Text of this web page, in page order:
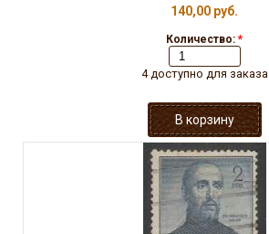
140,00 руб.
Количество: *
4 доступно для заказа